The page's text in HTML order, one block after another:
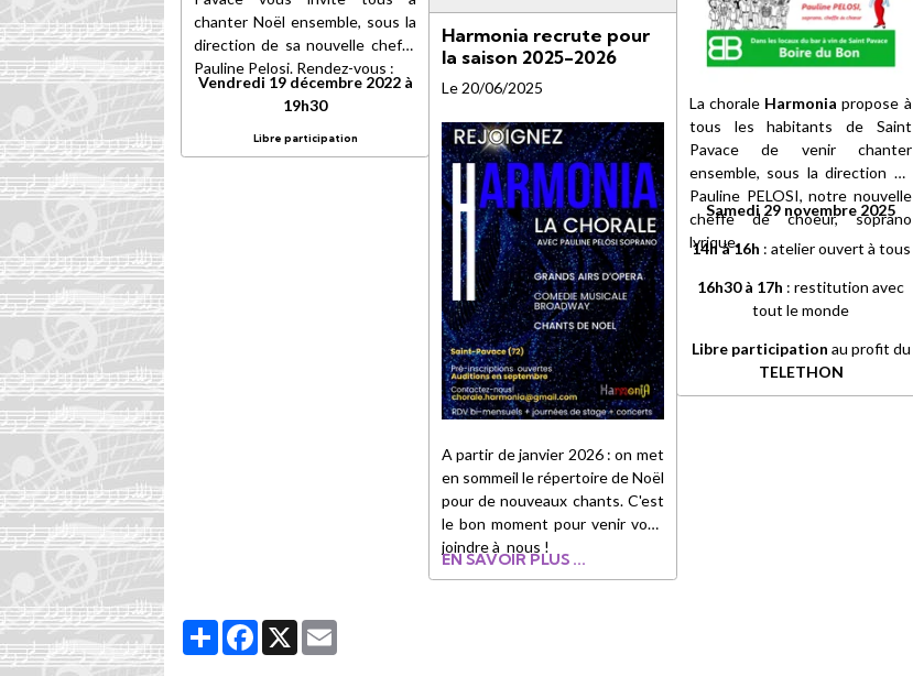
chanter Noël ensemble, sous la
direction de sa nouvelle cheffe
Pauline Pelosi. Rendez-vous :
Vendredi 19 décembre 2022 à
19h30
Libre participation
La chorale Harmonia propose à
tous les habitants de Saint
Pavace de venir chanter
ensemble, sous la direction de
Pauline PELOSI, notre nouvelle
cheffe de choeur, soprano
lyrique.
Samedi 29 novembre 2025
14h à 16h : atelier ouvert à tous
16h30 à 17h : restitution avec
tout le monde
Libre participation au profit du
TELETHON
Harmonia recrute pour
la saison 2025-2026
Le 20/06/2025
A partir de janvier 2026 : on met
en sommeil le répertoire de Noël
pour de nouveaux chants. C'est
le bon moment pour venir vous
joindre à nous !
EN SAVOIR PLUS ...
PartagerFacebook
X